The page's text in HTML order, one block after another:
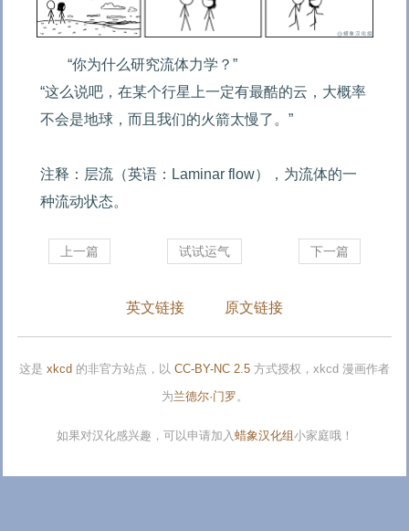
“你为什么研究流体力学？”
“这么说吧，在某个行星上一定有最酷的云，大概率
不会是地球，而且我们的火箭太慢了。”
注释：层流（英语：Laminar flow），为流体的一
种流动状态。
上一篇 下一篇
试试运气
英文链接 原文链接
这是 xkcd 的非官方站点，以 CC-BY-NC 2.5 方式授权，xkcd 漫画作者
为兰德尔·门罗。
如果对汉化感兴趣，可以申请加入蜡象汉化组小家庭哦！